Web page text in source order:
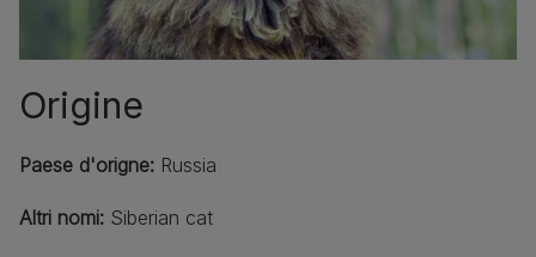
Origine
Paese d'origne: Russia
Altri nomi: Siberian cat